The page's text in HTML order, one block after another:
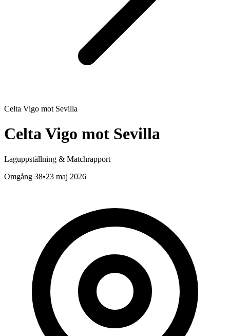
Celta Vigo mot Sevilla
Celta Vigo mot Sevilla
Laguppställning & Matchrapport
Omgång 38•23 maj 2026